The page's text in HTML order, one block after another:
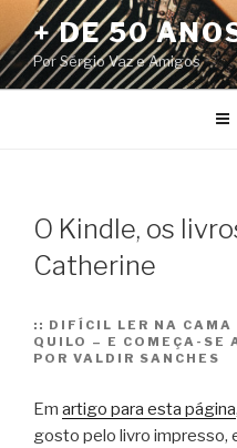
Pular
para
o
conteúdo
+ DE 50
Por Sérgio Vaz e Amigos
O Kindle, os
Catherine
:: DIFÍCIL LER NA CAMA
QUILO – E COMEÇA-SE
POR VALDIR SANCHES
Em artigo para esta página
gosto pelo livro impresso,